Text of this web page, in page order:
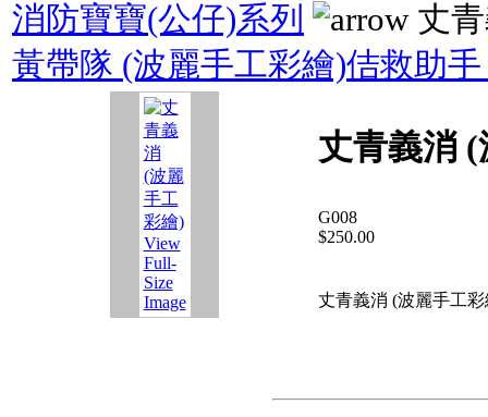
消防寶寶(公仔)系列
丈青
黃帶隊 (波麗手工彩繪)佶救助
View
Full-
Size
Image
丈青義消
G008
$250.00
丈青義消 (波麗手工彩